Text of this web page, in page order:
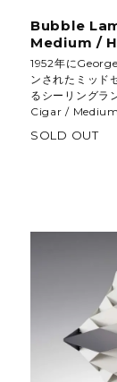
Bubble
Medium /
1952年に
ンされたミッド
るシーリング
Cigar / Medium
SOLD OUT